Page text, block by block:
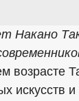
Накано
возрасте
искусств